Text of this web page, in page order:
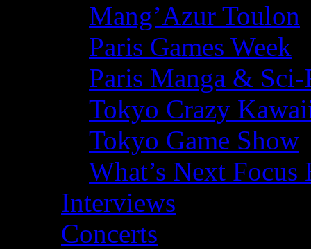
Mang’Azur Toulon
Paris Games Week
Paris Manga &
Tokyo Crazy
Tokyo Game Show
What’s Next
Interviews
Concerts